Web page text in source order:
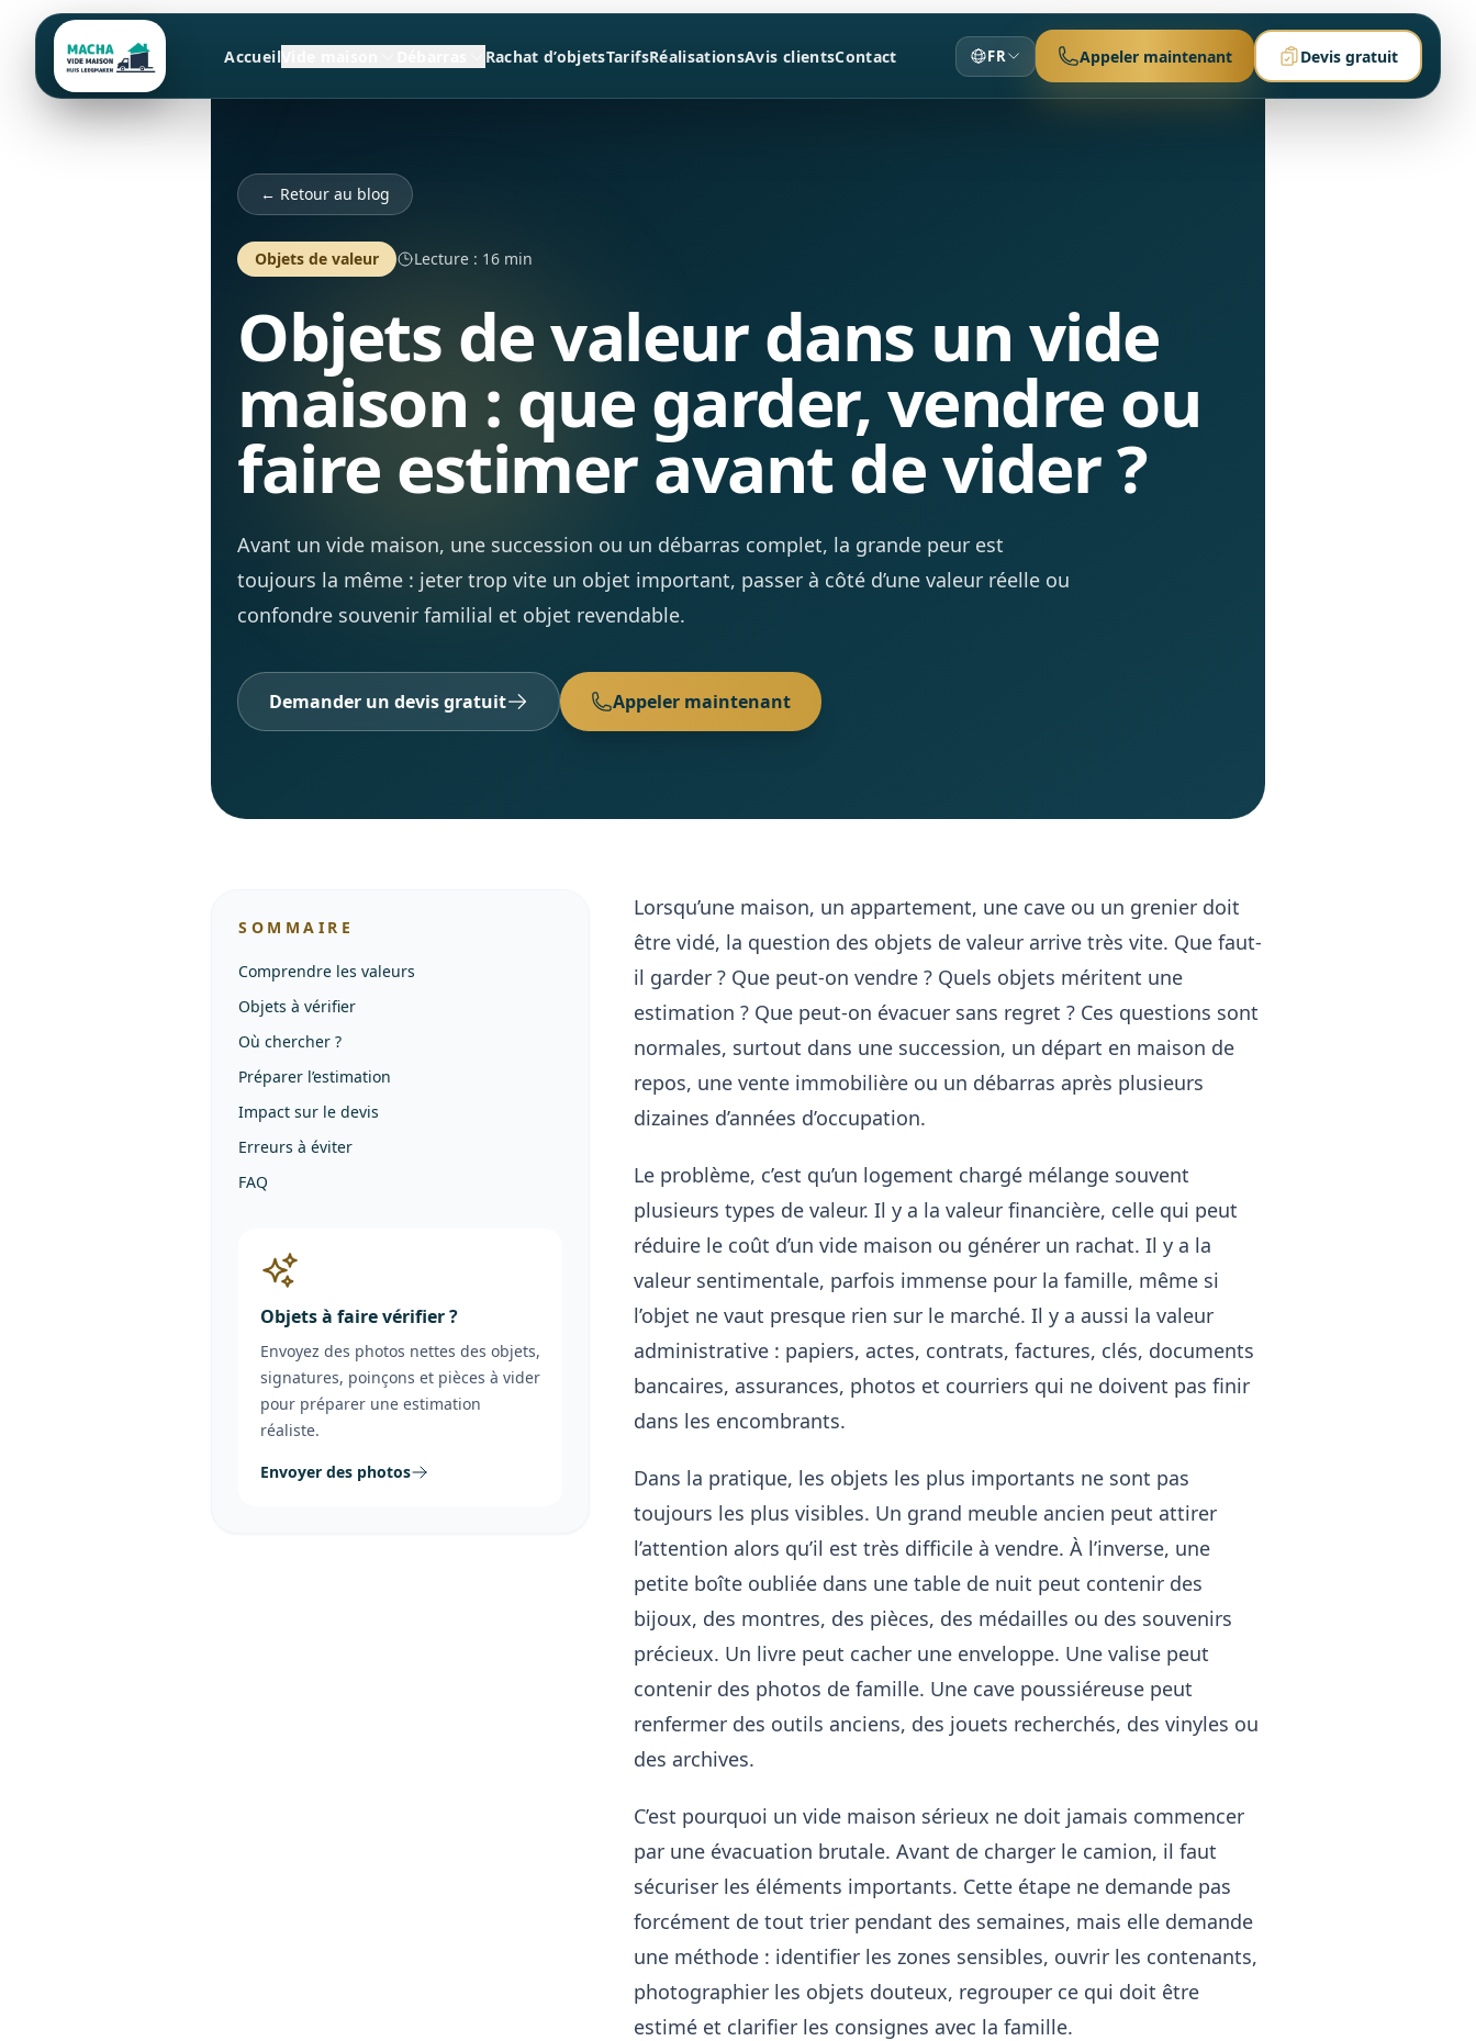
AccueilVide maison Rachat d’objetsTarifsRéalisationsAvis clientsContact FR Appeler maintenant Devis gratuit
← Retour au blog
Objets de valeur Lecture : 16 min
Objets de valeur dans un vide
maison : que garder, vendre ou
faire estimer avant de vider ?
Avant un vide maison, une succession ou un débarras complet, la grande peur est
toujours la même : jeter trop vite un objet important, passer à côté d’une valeur réelle ou
confondre souvenir familial et objet revendable.
Demander un devis gratuit Appeler maintenant
SOMMAIRE
Comprendre les valeurs
Objets à vérifier
Où chercher ?
Préparer l’estimation
Impact sur le devis
Erreurs à éviter
FAQ
Objets à faire vérifier ?
Envoyez des photos nettes des objets,
signatures, poinçons et pièces à vider
pour préparer une estimation
réaliste.
Envoyer des photos
Lorsqu’une maison, un appartement, une cave ou un grenier doit
être vidé, la question des objets de valeur arrive très vite. Que faut-
il garder ? Que peut-on vendre ? Quels objets méritent une
estimation ? Que peut-on évacuer sans regret ? Ces questions sont
normales, surtout dans une succession, un départ en maison de
repos, une vente immobilière ou un débarras après plusieurs
dizaines d’années d’occupation.
Le problème, c’est qu’un logement chargé mélange souvent
plusieurs types de valeur. Il y a la valeur financière, celle qui peut
réduire le coût d’un vide maison ou générer un rachat. Il y a la
valeur sentimentale, parfois immense pour la famille, même si
l’objet ne vaut presque rien sur le marché. Il y a aussi la valeur
administrative : papiers, actes, contrats, factures, clés, documents
bancaires, assurances, photos et courriers qui ne doivent pas finir
dans les encombrants.
Dans la pratique, les objets les plus importants ne sont pas
toujours les plus visibles. Un grand meuble ancien peut attirer
l’attention alors qu’il est très difficile à vendre. À l’inverse, une
petite boîte oubliée dans une table de nuit peut contenir des
bijoux, des montres, des pièces, des médailles ou des souvenirs
précieux. Un livre peut cacher une enveloppe. Une valise peut
contenir des photos de famille. Une cave poussiéreuse peut
renfermer des outils anciens, des jouets recherchés, des vinyles ou
des archives.
C’est pourquoi un vide maison sérieux ne doit jamais commencer
par une évacuation brutale. Avant de charger le camion, il faut
sécuriser les éléments importants. Cette étape ne demande pas
forcément de tout trier pendant des semaines, mais elle demande
une méthode : identifier les zones sensibles, ouvrir les contenants,
photographier les objets douteux, regrouper ce qui doit être
estimé et clarifier les consignes avec la famille.